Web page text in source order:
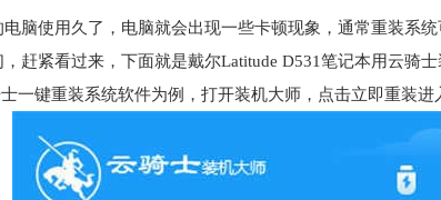
脑使用久了，电脑就会出现一些卡顿现象，通常重装系
赶紧看过来，下面就是戴尔Latitude D531笔记本用云骑
一键重装系统软件为例，打开装机大师，点击立即重装进